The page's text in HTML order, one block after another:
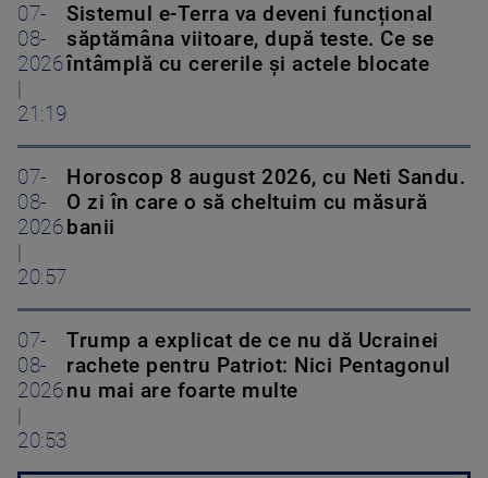
07-
08-
2026
21:19
Sistemul e-Terra va deveni funcțional
săptămâna viitoare, după teste. Ce se
întâmplă cu cererile și actele blocate
07-
08-
2026
20:57
Horoscop 8 august 2026, cu Neti Sandu.
O zi în care o să cheltuim cu măsură
banii
07-
08-
2026
20:53
Trump a explicat de ce nu dă Ucrainei
rachete pentru Patriot: Nici Pentagonul
nu mai are foarte multe